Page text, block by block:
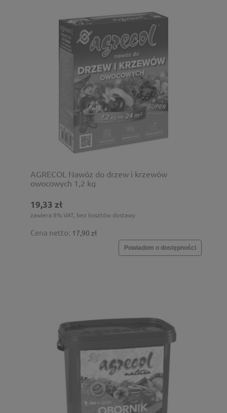
AGRECOL Nawóz do drzew i krzewów
owocowych 1,2 kg
19,33 zł
zawiera 8% VAT, bez kosztów dostawy
Cena netto: 17,90 zł
Powiadom o dostępności